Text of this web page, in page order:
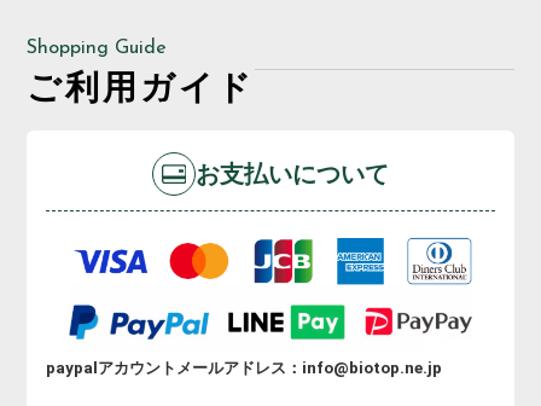
Shopping Guide
ご利用ガイド
お支払いについて
paypalアカウントメールアドレス：info@biotop.ne.jp